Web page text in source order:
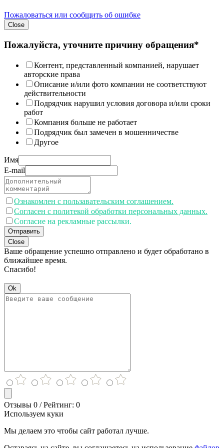
Пожаловаться или сообщить об ошибке
Close
Пожалуйста, уточните причину обращения*
Контент, представленный компанией, нарушает
авторские права
Описание и/или фото компании не соответствуют
действительности
Подрядчик нарушил условия договора и/или сроки
работ
Компания больше не работает
Подрядчик был замечен в мошенничестве
Другое
Имя
E-mail
Ознакомлен с пользавательским соглашением.
Согласен с политекой обработки персональных данных.
Согласие на рекламные рассылки.
Отправить
Close
Ваше обращение успешно отправлено и будет обработано в
ближайшее время.
Спасибо!
Ok
Отзывы 0 / Рейтинг: 0
Используем куки
Мы делаем это чтобы сайт работал лучше.